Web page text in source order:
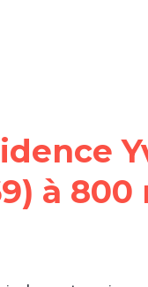
à 800